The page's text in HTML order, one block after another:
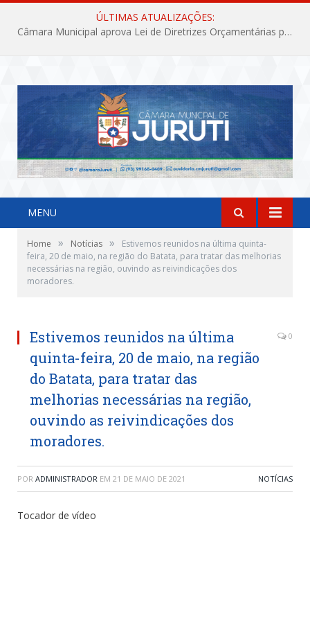
ÚLTIMAS ATUALIZAÇÕES:
Câmara Municipal aprova Lei de Diretrizes Orçamentárias para o exercício financeiro de 2027
MENU
Home » Notícias »
Estivemos reunidos na última quinta-
feira, 20 de maio, na região do Batata, para tratar das melhorias
necessárias na região, ouvindo as reivindicações dos
moradores.
Estivemos reunidos na última
quinta-feira, 20 de maio, na região
do Batata, para tratar das
melhorias necessárias na região,
ouvindo as reivindicações dos
moradores.
0
POR ADMINISTRADOR EM 21 DE MAIO DE 2021 NOTÍCIAS
Tocador de vídeo